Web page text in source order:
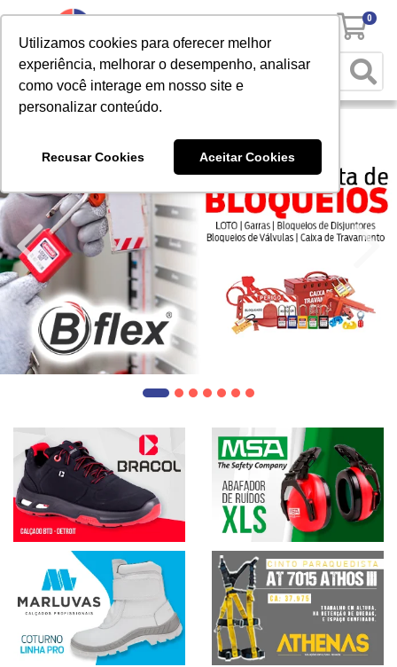
Utilizamos cookies para oferecer melhor
experiência, melhorar o desempenho, analisar
como você interage em nosso site e
personalizar conteúdo.
Recusar Cookies Aceitar Cookies
0